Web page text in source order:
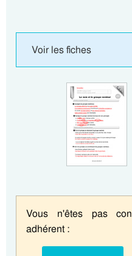
Voir les fiches
Vous n'êtes pas
adhérent :